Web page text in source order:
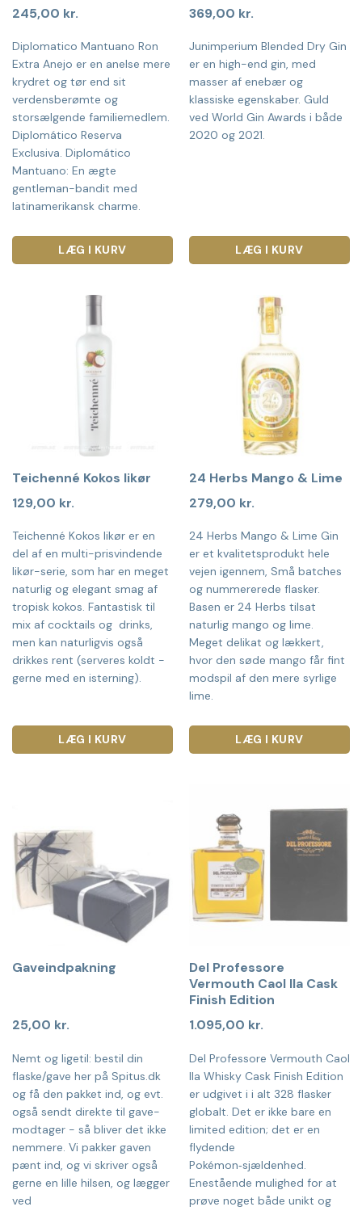
245,00 kr.
Diplomatico Mantuano Ron
Extra Anejo er en anelse mere
krydret og tør end sit
verdensberømte og
storsælgende familiemedlem.
Diplomático Reserva
Exclusiva. Diplomático
Mantuano: En ægte
gentleman-bandit med
latinamerikansk charme.
LÆG I KURV
369,00 kr.
Junimperium Blended Dry Gin
er en high-end gin, med
masser af enebær og
klassiske egenskaber. Guld
ved World Gin Awards i både
2020 og 2021.
LÆG I KURV
Teichenné Kokos likør
129,00 kr.
Teichenné Kokos likør er en
del af en multi-prisvindende
likør-serie, som har en meget
naturlig og elegant smag af
tropisk kokos. Fantastisk til
mix af cocktails og drinks,
men kan naturligvis også
drikkes rent (serveres koldt -
gerne med en isterning).
LÆG I KURV
24 Herbs Mango & Lime
279,00 kr.
24 Herbs Mango & Lime Gin
er et kvalitetsprodukt hele
vejen igennem, Små batches
og nummererede flasker.
Basen er 24 Herbs tilsat
naturlig mango og lime.
Meget delikat og lækkert,
hvor den søde mango får fint
modspil af den mere syrlige
lime.
LÆG I KURV
Gaveindpakning
25,00 kr.
Nemt og ligetil: bestil din
flaske/gave her på Spitus.dk
og få den pakket ind, og evt.
også sendt direkte til gave-
modtager - så bliver det ikke
nemmere. Vi pakker gaven
pænt ind, og vi skriver også
gerne en lille hilsen, og lægger
ved
Del Professore
Vermouth Caol Ila Cask
Finish Edition
1.095,00 kr.
Del Professore Vermouth Caol
Ila Whisky Cask Finish Edition
er udgivet i i alt 328 flasker
globalt. Det er ikke bare en
limited edition; det er en
flydende
Pokémon‑sjældenhed.
Enestående mulighed for at
prøve noget både unikt og